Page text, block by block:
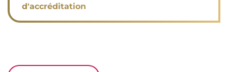
d'accréditation